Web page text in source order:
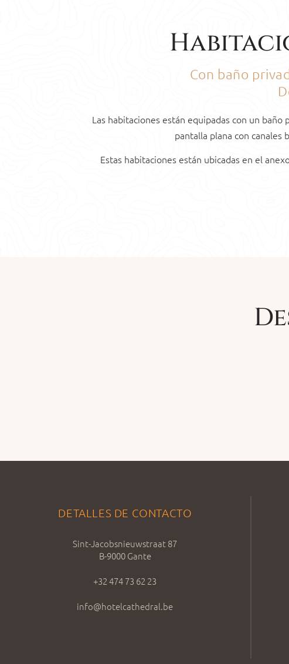
Con baño
Las habitaciones están equipadas con un
pantalla plana con
Estas habitaciones están ubicadas en el
DETALLES DE CONTACTO
Sint-Jacobsnieuwstraat 87
B-9000 Gante
+32 474 73 62 23
info@hotelcathedral.be